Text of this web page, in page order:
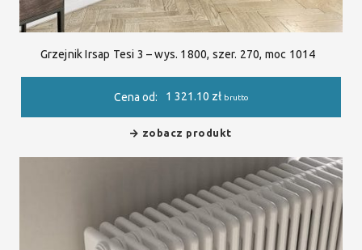
Grzejnik Irsap Tesi 3 – wys. 1800, szer. 270, moc 1014
Cena od: 1 321.10 zł brutto
zobacz produkt